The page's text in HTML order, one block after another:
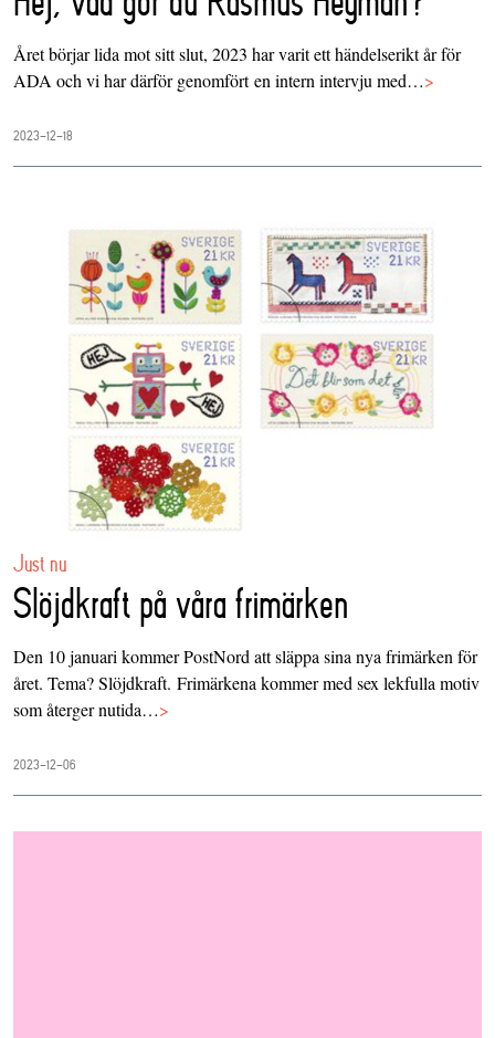
Året börjar lida mot sitt slut, 2023 har varit ett händelserikt år för
ADA och vi har därför genomfört en intern intervju med…>
2023-12-18
Just nu
Slöjdkraft på våra frimärken
Den 10 januari kommer PostNord att släppa sina nya frimärken för
året. Tema? Slöjdkraft. Frimärkena kommer med sex lekfulla motiv
som återger nutida…>
2023-12-06